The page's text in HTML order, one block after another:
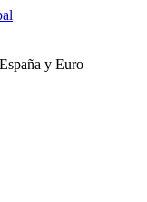
y Euro